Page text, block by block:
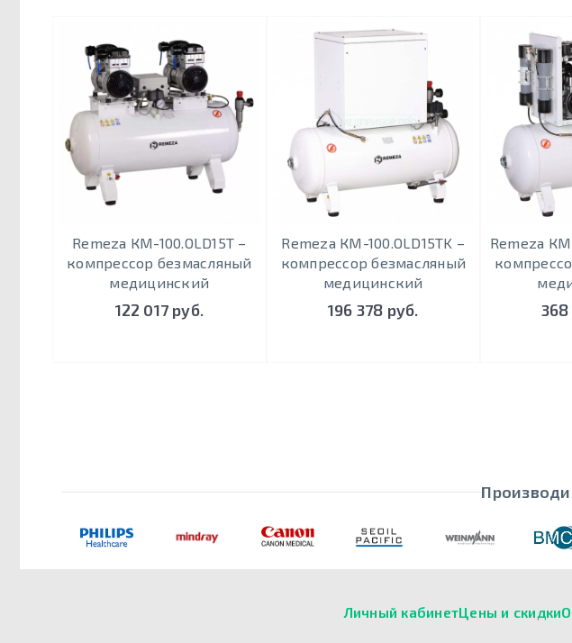
Remeza КМ-100.OLD15Т –
кoмпрeccoр безмасляный
медицинский
122 017 руб.
Remeza КМ-100.OLD15ТK –
кoмпрeccoр безмасляный
медицинский
196 378 руб.
Remeza
368
Личный кабинетЦены и скидки